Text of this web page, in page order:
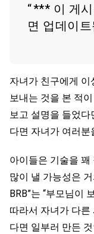
*** 이 게
면 업데이
자녀가 친구에게
보내는 것을 본 적이
보고 설명을 들었다
다면 자녀가 여러분
아이들은 기술을
많이 낼 가능성은
BRB”는 “부모님이
따라서 자녀가 다
다면 일부러 만든